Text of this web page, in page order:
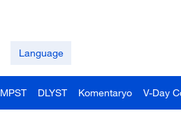
Language
MPST DLYST Komentaryo V-Day